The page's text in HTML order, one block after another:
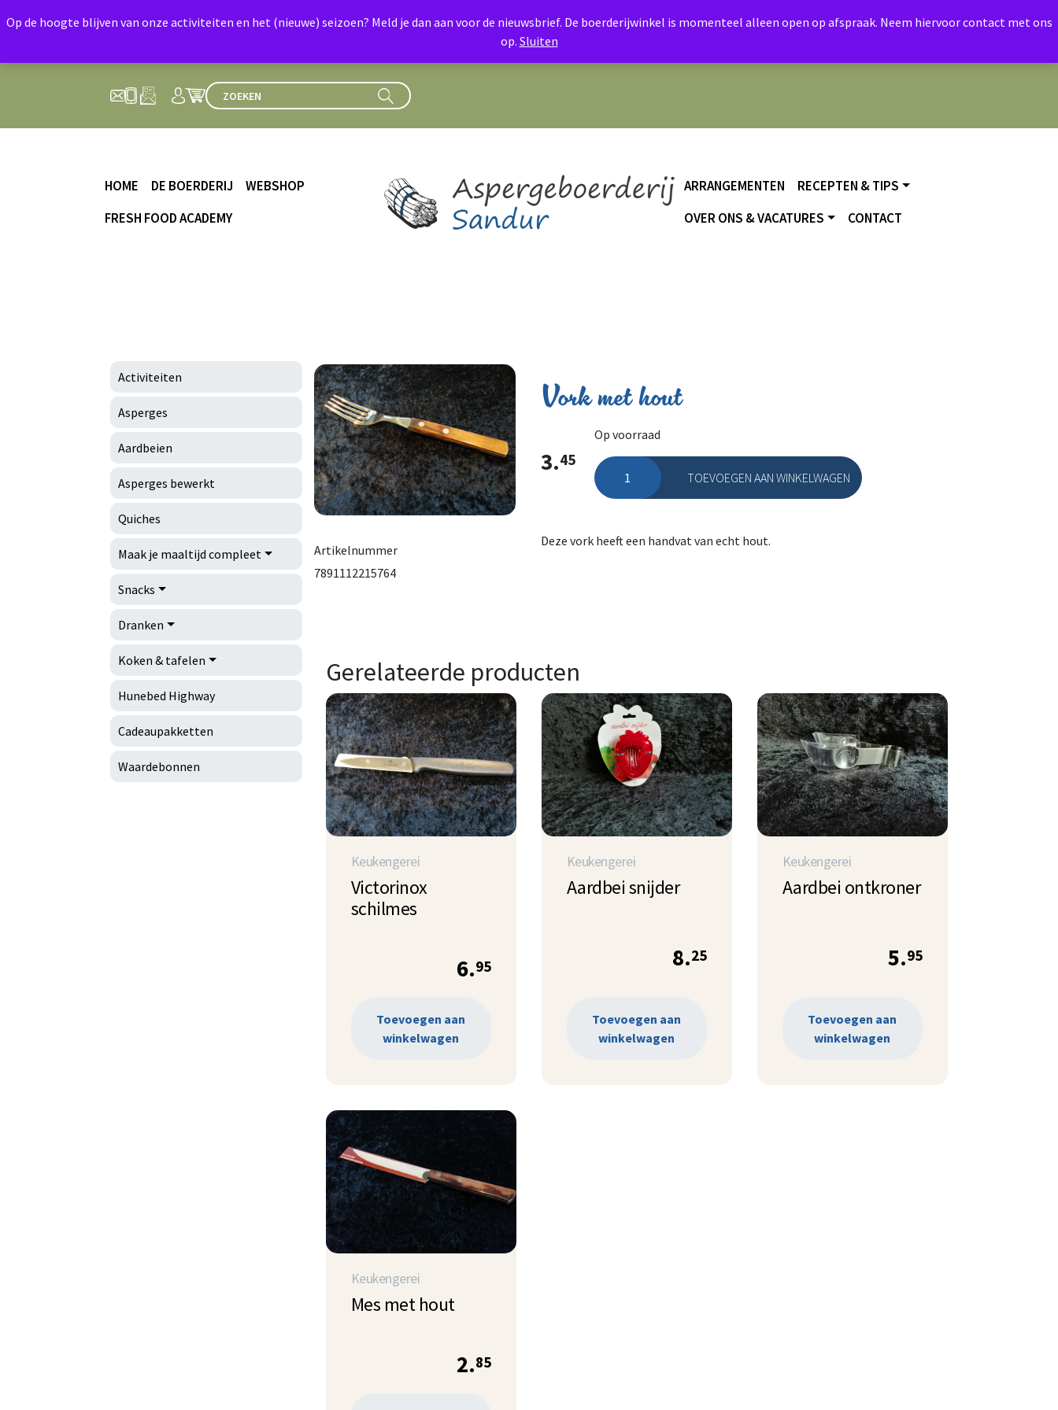
HOME DE BOERDERIJ
WEBSHOP
FRESH FOOD ACADEMY
ARRANGEMENTEN
RECEPTEN & TIPS
OVER ONS & VACATURES
CONTACT
Activiteiten
Asperges
Aardbeien
Asperges bewerkt
Quiches
Maak je maaltijd compleet
Snacks
Dranken
Koken & tafelen
Hunebed Highway
Cadeaupakketten
Waardebonnen
Artikelnummer
7891112215764
Vork met hout
3.45
Op voorraad
Vork met hout aantalTOEVOEGEN AAN WINKELWAGEN
Deze vork heeft een handvat van echt hout.
Gerelateerde producten
Keukengerei
Victorinox
schilmes
6.95
Toevoegen aan
winkelwagen
Keukengerei
Aardbei snijder
8.25
Toevoegen aan
winkelwagen
Keukengerei
Aardbei ontkroner
5.95
Toevoegen aan
winkelwagen
Keukengerei
Mes met hout
2.85
Op de hoogte blijven van onze activiteiten en het (nieuwe) seizoen? Meld je dan aan voor de nieuwsbrief. De boerderijwinkel is momenteel alleen open op afspraak. Neem hiervoor contact met ons
op. Sluiten